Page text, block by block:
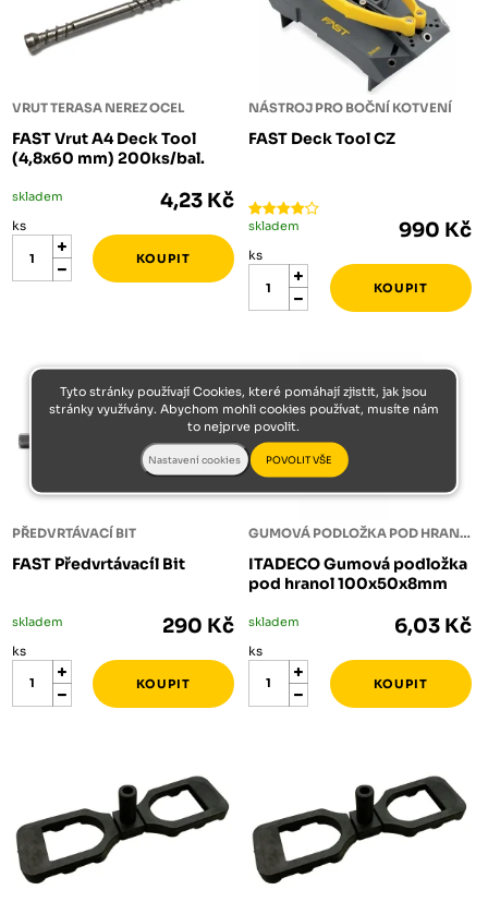
VRUT TERASA NEREZ OCEL
FAST Vrut A4 Deck Tool
(4,8x60 mm) 200ks/bal.
skladem 4,23 Kč
ks
NÁSTROJ PRO BOČNÍ KOTVENÍ
FAST Deck Tool CZ
skladem 990 Kč
ks
PŘEDVRTÁVACÍ BIT
FAST Předvrtávacíl Bit
skladem 290 Kč
ks
GUMOVÁ PODLOŽKA POD HRANOLY
ITADECO Gumová podložka
pod hranol 100x50x8mm
skladem 6,03 Kč
ks
Tyto stránky používají Cookies, které pomáhají zjistit, jak jsou
stránky využívány. Abychom mohli cookies používat, musíte nám
to nejprve povolit.